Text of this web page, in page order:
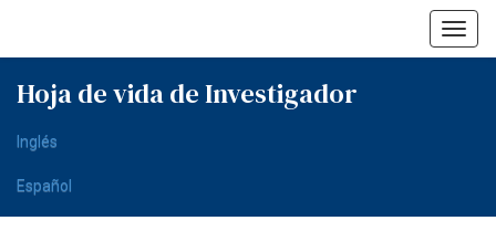
Hoja de vida de Investigador
Inglés
Español